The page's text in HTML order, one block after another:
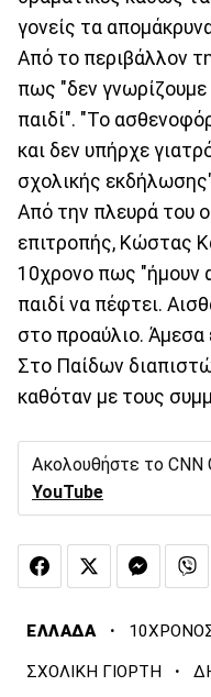
γονείς τα
Από το περιβάλλον
πως "δεν
παιδί". "Το
και δεν υπήρχε
σχολικής
Από την πλευρά του
επιτροπής, Κώστας
10χρονο πως "ήμουν
παιδί να πέφτει.
στο προαύλιο. Άμεσα
Στο Παίδων
καθόταν με τους
Ακολουθήστε το CNN
YouTube
ΕΛΛΑΔΑ ·
ΣΧΟΛΙΚΗ ΓΙΟΡΤΗ ·